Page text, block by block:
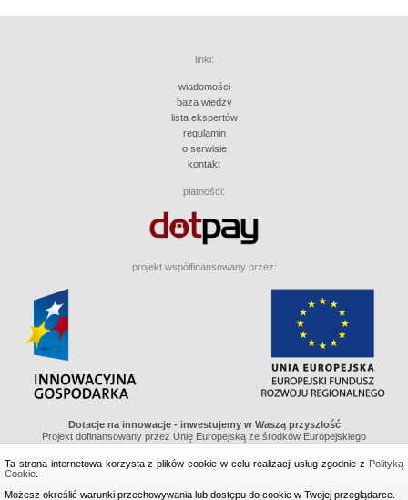
linki:
wiadomości
baza wiedzy
lista ekspertów
regulamin
o serwisie
kontakt
płatności:
projekt współfinansowany przez:
Dotacje na innowacje - inwestujemy w Waszą przyszłość
Projekt dofinansowany przez Unię Europejską ze środków Europejskiego
Gospodarka, Działanie 8.1 "Wspieranie działaności gospodarczej w dziedzinie
gospodarki elektronicznej"
wykonanie i projekt graficzny:
Ta strona internetowa korzysta z plików cookie w celu realizacji usług zgodnie z Polityką
Cookie
Możesz określić warunki przechowywania lub dostępu do cookie w Twojej przeglądarce.